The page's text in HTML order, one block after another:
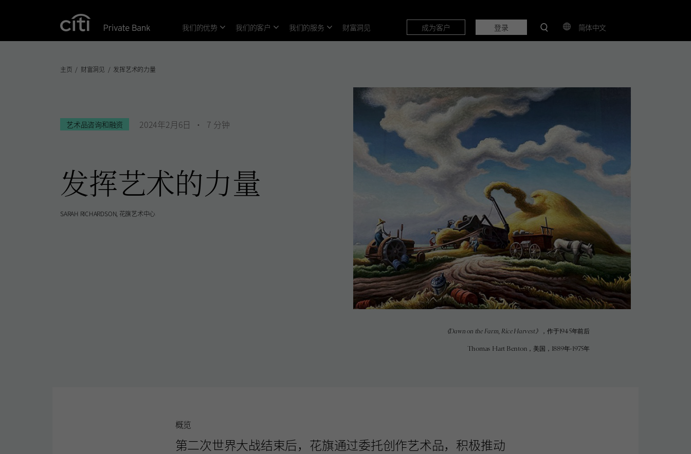
我们的优势 我们的客户 我们的服务 财富洞见 成为客户 登录 简体中文
主页 财富洞见 发挥艺术的力量
艺术品咨询和融资 2024年2月6日 7 分钟
发挥艺术的力量
SARAH RICHARDSON 花旗艺术中心
《Dawn on the Farm, Rice Harvest》 ，作于1945年前后
Thomas Hart Benton，美国，1889年-1975年
概览
第二次世界大战结束后，花旗通过委托创作艺术品，积极推动